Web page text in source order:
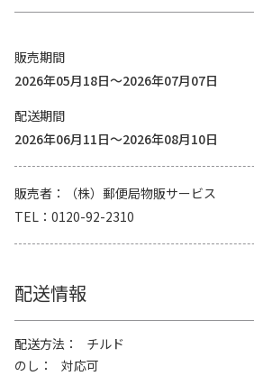
販売期間
2026年05月18日～2026年07月07日
配送期間
2026年06月11日～2026年08月10日
販売者
（株）郵便局物販サービス
TEL
0120-92-2310
配送情報
配送方法
チルド
のし
対応可